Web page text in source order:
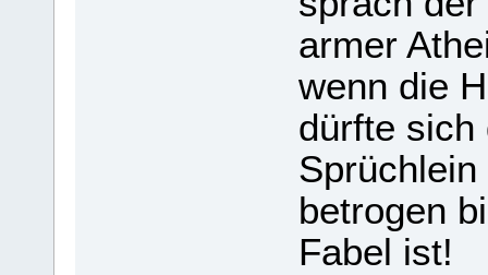
armer
wenn die
dürfte sich
betro­gen
Fabel ist!